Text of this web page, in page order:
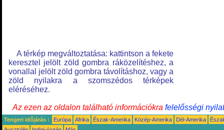
A térkép megváltoztatása: kattintson a fekete
keresztel jelölt zöld gombra ráközelítéshez, a
vonallal jelölt zöld gombra távolításhoz, vagy a
zöld nyilakra a szomszédos térképek
eléréséhez.
Az ezen az oldalon található információkra felelősségi
Tengeri időjárás : Európa Afrika Észak-Amerika Közép-Amerika Dél-Amerika